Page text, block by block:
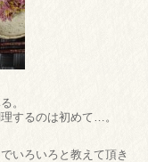
。
するのは初めて…。
いろいろと教えて頂き